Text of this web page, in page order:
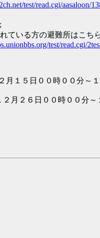
test/read.cgi/aasaloon/
難所はこち
test/read.cgi/
０分～１２月２
分～１２月３